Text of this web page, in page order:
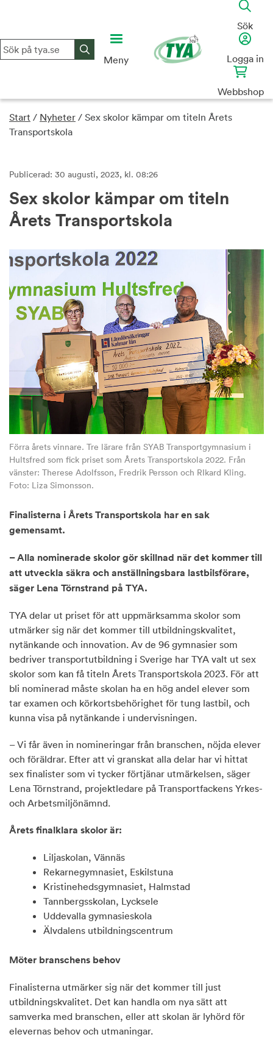
content
Meny
Sök
Logga in
Webbshop
Start / Nyheter / Sex skolor kämpar om titeln Årets
Transportskola
Publicerad: 30 augusti, 2023, kl. 08:26
Sex skolor kämpar om titeln
Årets Transportskola
Förra årets vinnare. Tre lärare från SYAB Transportgymnasium i
Hultsfred som fick priset som Årets Transportskola 2022. Från
vänster: Therese Adolfsson, Fredrik Persson och RIkard Kling.
Foto: Liza Simonsson.
Finalisterna i Årets Transportskola har en sak
gemensamt.
– Alla nominerade skolor gör skillnad när det kommer till
att utveckla säkra och anställningsbara lastbilsförare,
säger Lena Törnstrand på TYA.
TYA delar ut priset för att uppmärksamma skolor som
utmärker sig när det kommer till utbildningskvalitet,
nytänkande och innovation. Av de 96 gymnasier som
bedriver transportutbildning i Sverige har TYA valt ut sex
skolor som kan få titeln Årets Transportskola 2023. För att
bli nominerad måste skolan ha en hög andel elever som
tar examen och körkortsbehörighet för tung lastbil, och
kunna visa på nytänkande i undervisningen.
– Vi får även in nomineringar från branschen, nöjda elever
och föräldrar. Efter att vi granskat alla delar har vi hittat
sex finalister som vi tycker förtjänar utmärkelsen, säger
Lena Törnstrand, projektledare på Transportfackens Yrkes-
och Arbetsmiljönämnd.
Årets finalklara skolor är:
Liljaskolan, Vännäs
Rekarnegymnasiet, Eskilstuna
Kristinehedsgymnasiet, Halmstad
Tannbergsskolan, Lycksele
Uddevalla gymnasieskola
Älvdalens utbildningscentrum
Möter branschens behov
Finalisterna utmärker sig när det kommer till just
utbildningskvalitet. Det kan handla om nya sätt att
samverka med branschen, eller att skolan är lyhörd för
elevernas behov och utmaningar.